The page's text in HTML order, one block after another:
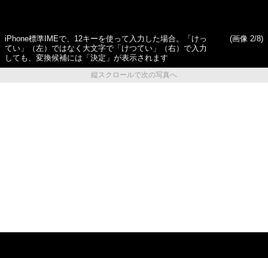
iPhone標準IMEで、12キーを使って入力した場合。「けっ
てい」（左）ではなく大文字で「けつてい」（右）で入力
しても、変換候補には「決定」が表示されます
(画像 2/8)
縦スクロールで次の写真へ